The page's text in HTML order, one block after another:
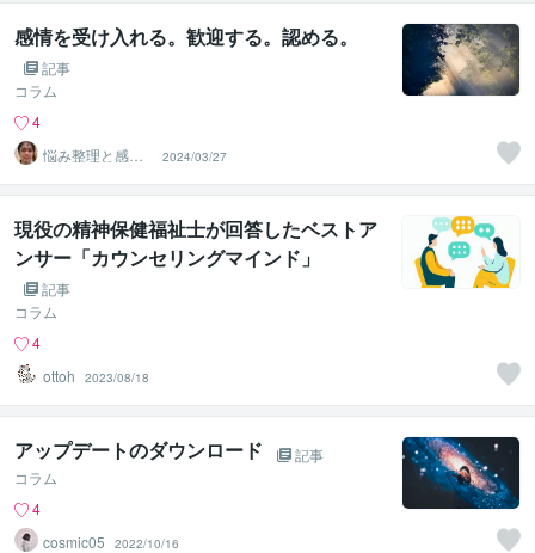
感情を受け入れる。歓迎する。認める。
記事
コラム
4
悩み整理と感情
開放のセラピス
トイチロー
2024/03/27
現役の精神保健福祉士が回答したベストア
ンサー「カウンセリングマインド」
記事
コラム
4
ottoh
2023/08/18
アップデートのダウンロード
記事
コラム
4
cosmic05
2022/10/16